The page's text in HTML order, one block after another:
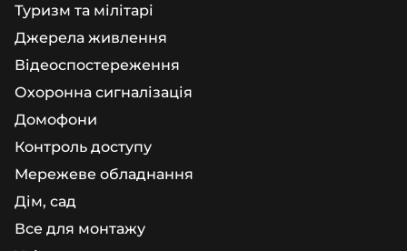
Туризм та мілітарі
Джерела живлення
Відеоспостереження
Охоронна сигналізація
Домофони
Контроль доступу
Мережеве обладнання
Дім, сад
Все для монтажу